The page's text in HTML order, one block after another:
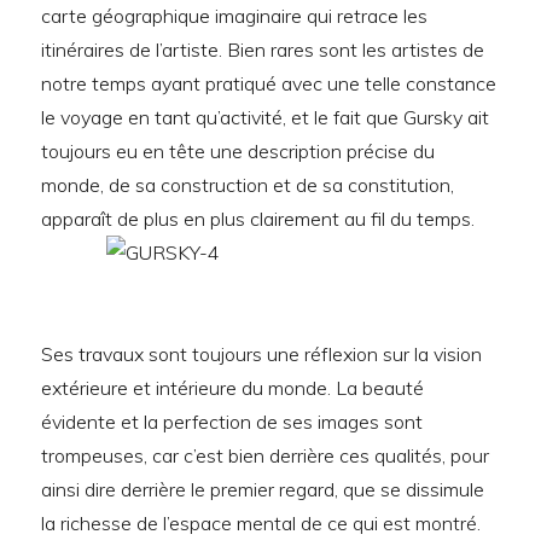
carte géographique imaginaire qui retrace les
itinéraires de l’artiste. Bien rares sont les artistes de
notre temps ayant pratiqué avec une telle constance
le voyage en tant qu’activité, et le fait que Gursky ait
toujours eu en tête une description précise du
monde, de sa construction et de sa constitution,
apparaît de plus en plus clairement au fil du temps.
Ses travaux sont toujours une réflexion sur la vision
extérieure et intérieure du monde. La beauté
évidente et la perfection de ses images sont
trompeuses, car c’est bien derrière ces qualités, pour
ainsi dire derrière le premier regard, que se dissimule
la richesse de l’espace mental de ce qui est montré.